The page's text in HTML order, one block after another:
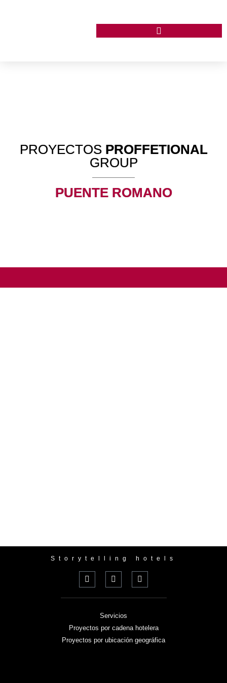
PROYECTOS PROFFETIONAL
GROUP
PUENTE ROMANO
Storytelling hotels
Servicios
Proyectos por cadena hotelera
Proyectos por ubicación geográfica